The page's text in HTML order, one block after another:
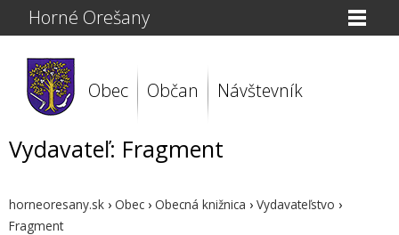
Horné Orešany
Obec Občan Návštevník
Vydavateľ: Fragment
horneoresany.sk › Obec › Obecná knižnica › Vydavateľstvo ›
Fragment